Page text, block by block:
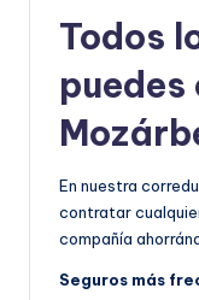
Todos
En nuestra
contratar
compañía
Seguros más